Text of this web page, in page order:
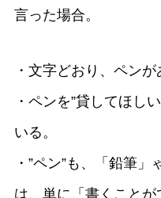
言った場合。
・文字どおり、ペン
・ペンを”貸してほし
いる。
・”ペン”も、「鉛筆
は、単に「書くこと